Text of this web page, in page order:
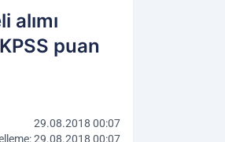
puan
29.08.2018 00:07
29.08.2018 00:07